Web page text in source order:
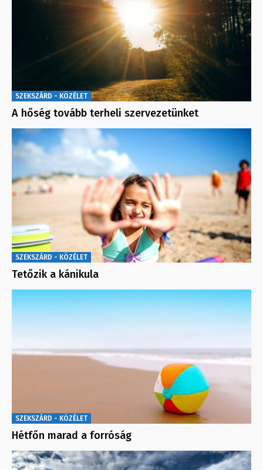
SZEKSZÁRD - KÖZÉLET
A hőség tovább terheli szervezetünket
SZEKSZÁRD - KÖZÉLET
Tetőzik a kánikula
SZEKSZÁRD - KÖZÉLET
Hétfőn marad a forróság